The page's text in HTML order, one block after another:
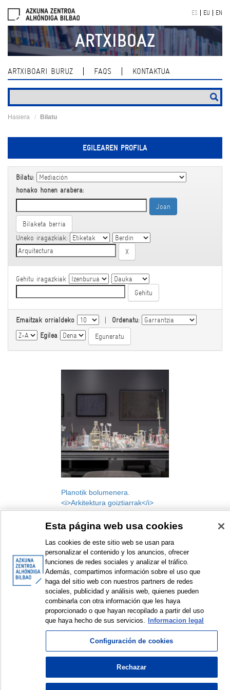
navigation
ES EU EN
ARTXIBOAZ
ARTXIBOARI BURUZ FAQS KONTAKTUA
Hasiera Bilatu
EGILEAREN PROFILA
Bilatu:
honako honen arabera:
Bilaketa berria
Uneko iragazkiak:
Gehitu iragazkiak
Emaitzak orrialdeko | Ordenatu:
Egilea
Planotik bolumenera.
<i>Arkitektura goiztiarrak</i>
erakusketako maketa-jokoa
Tailerra
Erakusten diren elementuak: 1 a 1 de 1
© Azkuna Zentroa - Alhóndiga Bilbao
Esta página web usa cookies
Las cookies de este sitio web se usan para
personalizar el contenido y los anuncios, ofrecer
funciones de redes sociales y analizar el tráfico.
Además, compartimos información sobre el uso que
haga del sitio web con nuestros partners de redes
sociales, publicidad y análisis web, quienes pueden
combinarla con otra información que les haya
proporcionado o que hayan recopilado a partir del uso
que haya hecho de sus servicios.
Informacion legal
Configuración de cookies
Rechazar